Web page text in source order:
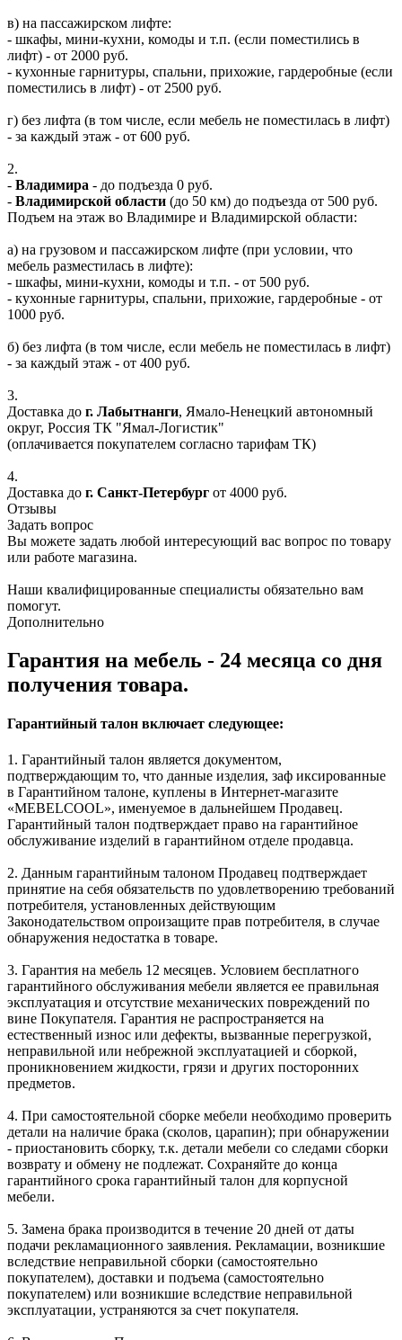
в) на пассажирском лифте:
- шкафы, мини-кухни, комоды и т.п. (если поместились в
лифт) - от 2000 руб.
- кухонные гарнитуры, спальни, прихожие, гардеробные (если
поместились в лифт) - от 2500 руб.
г) без лифта (в том числе, если мебель не поместилась в лифт)
- за каждый этаж - от 600 руб.
2.
- Владимира - до подъезда 0 руб.
- Владимирской области (до 50 км) до подъезда от 500 руб.
Подъем на этаж во Владимире и Владимирской области:
а) на грузовом и пассажирском лифте (при условии, что
мебель разместилась в лифте):
- шкафы, мини-кухни, комоды и т.п. - от 500 руб.
- кухонные гарнитуры, спальни, прихожие, гардеробные - от
1000 руб.
б) без лифта (в том числе, если мебель не поместилась в лифт)
- за каждый этаж - от 400 руб.
3.
Доставка до г. Лабытнанги, Ямало-Ненецкий автономный
округ, Россия ТК "Ямал-Логистик"
(оплачивается покупателем согласно тарифам ТК)
4.
Доставка до г. Санкт-Петербург от 4000 руб.
Отзывы
Задать вопрос
Вы можете задать любой интересующий вас вопрос по товару
или работе магазина.
Наши квалифицированные специалисты обязательно вам
помогут.
Дополнительно
Гарантия на мебель - 24 месяца со дня
получения товара.
Гарантийный талон включает следующее:
1. Гарантийный талон является документом,
подтверждающим то, что данные изделия, заф иксированные
в Гарантийном талоне, куплены в Интернет-магазите
«MEBELCOOL», именуемое в дальнейшем Продавец.
Гарантийный талон подтверждает право на гарантийное
обслуживание изделий в гарантийном отделе продавца.
2. Данным гарантийным талоном Продавец подтверждает
принятие на себя обязательств по удовлетворению требований
потребителя, установленных действующим
Законодательством опроизащите прав потребителя, в случае
обнаружения недостатка в товаре.
3. Гарантия на мебель 12 месяцев. Условием бесплатного
гарантийного обслуживания мебели является ее правильная
эксплуатация и отсутствие механических повреждений по
вине Покупателя. Гарантия не распространяется на
естественный износ или дефекты, вызванные перегрузкой,
неправильной или небрежной эксплуатацией и сборкой,
проникновением жидкости, грязи и других посторонних
предметов.
4. При самостоятельной сборке мебели необходимо проверить
детали на наличие брака (сколов, царапин); при обнаружении
- приостановить сборку, т.к. детали мебели со следами сборки
возврату и обмену не подлежат. Сохраняйте до конца
гарантийного срока гарантийный талон для корпусной
мебели.
5. Замена брака производится в течение 20 дней от даты
подачи рекламационного заявления. Рекламации, возникшие
вследствие неправильной сборки (самостоятельно
покупателем), доставки и подъема (самостоятельно
покупателем) или возникшие вследствие неправильной
эксплуатации, устраняются за счет покупателя.